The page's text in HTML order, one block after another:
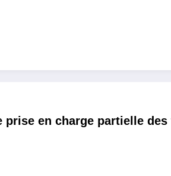
prise en charge partielle